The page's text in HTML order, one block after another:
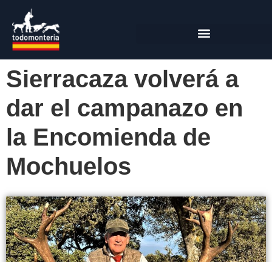
Sierracaza volverá a
dar el campanazo en
la Encomienda de
Mochuelos